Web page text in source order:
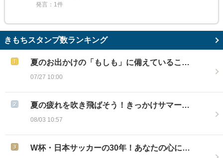
発言：1件
きもちスタンプ数ランキング
夏のお出かけの「もしも」に備えているこ…
07/27 10:00
夏の疲れを吹き飛ばそう！きっかけサマー…
08/03 10:57
W杯・日本サッカーの30年！あなたの心に…